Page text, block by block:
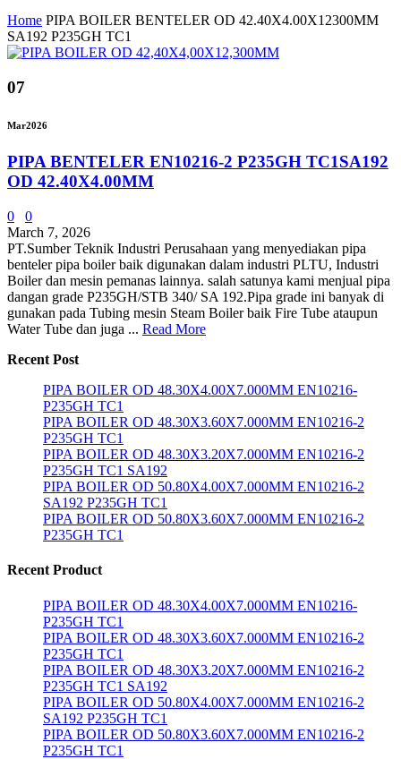
Home PIPA BOILER BENTELER OD 42.40X4.00X12300MM
SA192 P235GH TC1
07
Mar2026
PIPA BENTELER EN10216-2 P235GH TC1SA192
OD 42.40X4.00MM
0
0
March 7, 2026
PT.Sumber Teknik Industri Perusahaan yang menyediakan pipa
benteler pipa boiler baik digunakan dalam industri PLTU, Industri
Boiler dan mesin pemanas lainnya. salah satunya kami menjual pipa
dangan grade P235GH/STB 340/ SA 192.Pipa grade ini banyak di
gunakan pada Tubing mesin Steam Boiler baik Fire Tube ataupun
Water Tube dan juga ... Read More
Recent Post
PIPA BOILER OD 48.30X4.00X7.000MM EN10216-
P235GH TC1
PIPA BOILER OD 48.30X3.60X7.000MM EN10216-2
P235GH TC1
PIPA BOILER OD 48.30X3.20X7.000MM EN10216-2
P235GH TC1 SA192
PIPA BOILER OD 50.80X4.00X7.000MM EN10216-2
SA192 P235GH TC1
PIPA BOILER OD 50.80X3.60X7.000MM EN10216-2
P235GH TC1
Recent Product
PIPA BOILER OD 48.30X4.00X7.000MM EN10216-
P235GH TC1
PIPA BOILER OD 48.30X3.60X7.000MM EN10216-2
P235GH TC1
PIPA BOILER OD 48.30X3.20X7.000MM EN10216-2
P235GH TC1 SA192
PIPA BOILER OD 50.80X4.00X7.000MM EN10216-2
SA192 P235GH TC1
PIPA BOILER OD 50.80X3.60X7.000MM EN10216-2
P235GH TC1